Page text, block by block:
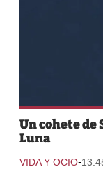
Un cohete de
Luna
VIDA Y OCIO-